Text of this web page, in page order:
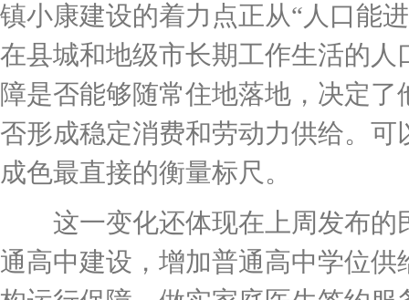
镇小康建设的着力点正从“人口能
在县城和地级市长期工作生活的
障是否能够随常住地落地，决定
否形成稳定消费和劳动力供给。
成色最直接的衡量标尺。
这一变化还体现在上周发布的
通高中建设，增加普通高中学位